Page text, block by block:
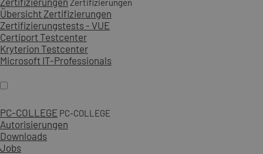
Zertifizierungen
Übersicht Zertifizierungen
Zertifizierungstests - VUE
Certiport Testcenter
Kryterion Testcenter
Microsoft IT-Professionals
PC-COLLEGE PC-COLLEGE
Autorisierungen
Downloads
Jobs